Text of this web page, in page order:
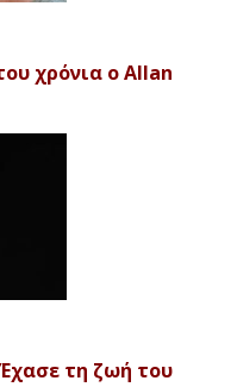
χρόνια ο Allan
τη ζωή του